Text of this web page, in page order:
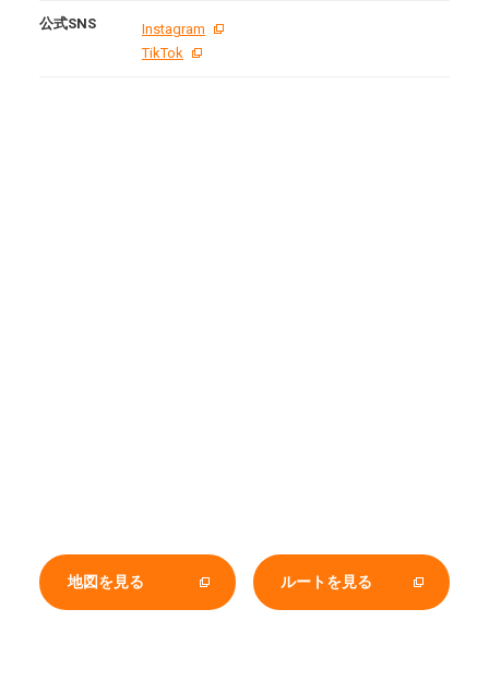
公式SNS
Instagram
TikTok
地図を見る ルートを見る